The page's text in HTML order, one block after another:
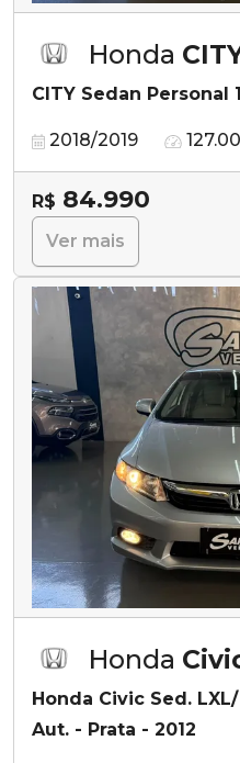
Honda
CITY Sedan Personal
2018/2019
R$ 84.990
Ver mais
Honda
Honda Civic Sed. LXL/
Aut. - Prata - 2012